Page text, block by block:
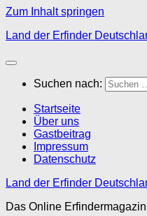
Zum Inhalt springen
Land der Erfinder
Suchen nach:
Startseite
Über uns
Gastbeitrag
Impressum
Datenschutz
Land der Erfinder
Das Online Erfindermagazin